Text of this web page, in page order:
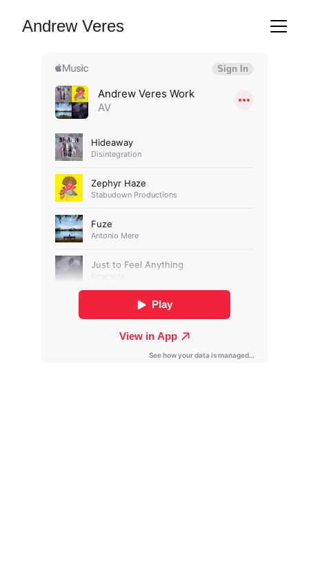
Andrew Veres